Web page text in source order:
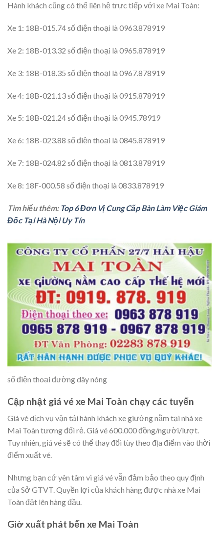
Hành khách cũng có thể liên hệ trực tiếp với xe Mai Toàn:
Xe 1: 18B-015.74 số điện thoại là 0963.878919
Xe 2: 18B-013.32 số điện thoại là 0965.878919
Xe 3: 18B-018.35 số điện thoại là 0967.878919
Xe 4: 18B-021.13 số điện thoại là 0915.878919
Xe 5: 18B-021.24 số điện thoại là 0945.78919
Xe 6: 18B-023.88 số điện thoại là 0845.878919
Xe 7: 18B-024.82 số điện thoại là 0813.878919
Xe 8: 18F-000.58 số điện thoại là 0833.878919
Tìm hiểu thêm: Top 6 Đơn Vị Cung Cấp Bàn Làm Việc Giám
Đốc Tại Hà Nội Uy Tín
số điện thoại đường dây nóng
Cập nhật giá vé xe Mai Toàn chạy các tuyến
Giá vé dịch vụ vận tải hành khách xe giường nằm tại nhà xe
Mai Toàn tương đối rẻ. Giá vé 600.000 đồng/người/lượt.
Tuy nhiên, giá vé sẽ có thể thay đổi tùy theo địa điểm vào thời
điểm xuất vé.
Nhưng bạn cứ yên tâm vì giá vé vẫn đảm bảo theo quy định
của Sở GTVT. Quyền lợi của khách hàng được nhà xe Mai
Toàn đặt lên hàng đầu.
Giờ xuất phát bến xe Mai Toàn